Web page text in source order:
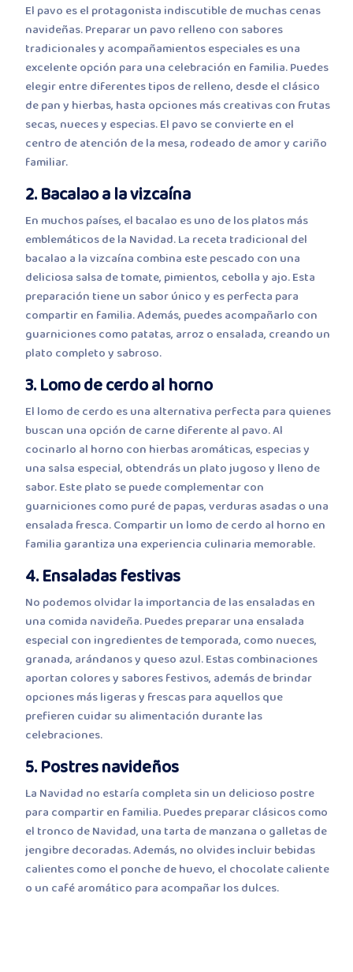
El pavo es el protagonista indiscutible de muchas cenas
navideñas. Preparar un pavo relleno con sabores
tradicionales y acompañamientos especiales es una
excelente opción para una celebración en familia. Puedes
elegir entre diferentes tipos de relleno, desde el clásico
de pan y hierbas, hasta opciones más creativas con frutas
secas, nueces y especias. El pavo se convierte en el
centro de atención de la mesa, rodeado de amor y cariño
familiar.
2. Bacalao a la vizcaína
En muchos países, el bacalao es uno de los platos más
emblemáticos de la Navidad. La receta tradicional del
bacalao a la vizcaína combina este pescado con una
deliciosa salsa de tomate, pimientos, cebolla y ajo. Esta
preparación tiene un sabor único y es perfecta para
compartir en familia. Además, puedes acompañarlo con
guarniciones como patatas, arroz o ensalada, creando un
plato completo y sabroso.
3. Lomo de cerdo al horno
El lomo de cerdo es una alternativa perfecta para quienes
buscan una opción de carne diferente al pavo. Al
cocinarlo al horno con hierbas aromáticas, especias y
una salsa especial, obtendrás un plato jugoso y lleno de
sabor. Este plato se puede complementar con
guarniciones como puré de papas, verduras asadas o una
ensalada fresca. Compartir un lomo de cerdo al horno en
familia garantiza una experiencia culinaria memorable.
4. Ensaladas festivas
No podemos olvidar la importancia de las ensaladas en
una comida navideña. Puedes preparar una ensalada
especial con ingredientes de temporada, como nueces,
granada, arándanos y queso azul. Estas combinaciones
aportan colores y sabores festivos, además de brindar
opciones más ligeras y frescas para aquellos que
prefieren cuidar su alimentación durante las
celebraciones.
5. Postres navideños
La Navidad no estaría completa sin un delicioso postre
para compartir en familia. Puedes preparar clásicos como
el tronco de Navidad, una tarta de manzana o galletas de
jengibre decoradas. Además, no olvides incluir bebidas
calientes como el ponche de huevo, el chocolate caliente
o un café aromático para acompañar los dulces.